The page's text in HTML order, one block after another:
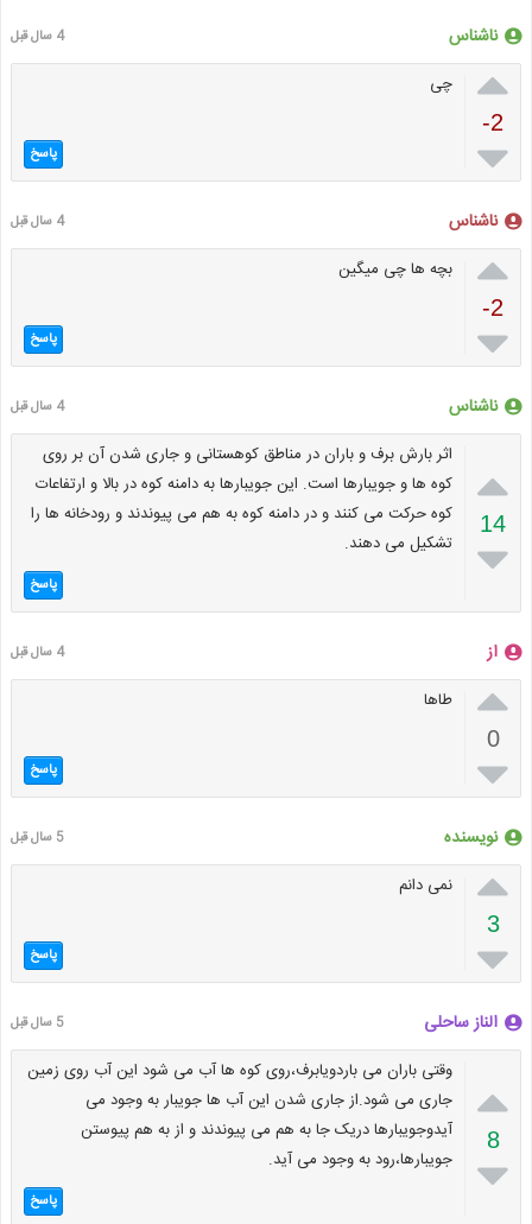
ناشناس 4 سال قبل

-2

چی
پاسخ
ناشناس 4 سال قبل

-2

بچه ها چی میگین
پاسخ
ناشناس 4 سال قبل

14

اثر بارش برف و باران در مناطق کوهستانی و جاری شدن آن بر روی
کوه ها و جویبارها است. این جویبارها به دامنه کوه در بالا و ارتفاعات
کوه حرکت می کنند و در دامنه کوه به هم می پیوندند و رودخانه ها را
تشکیل می دهند.
پاسخ
از 4 سال قبل

0

طاها
پاسخ
نویسنده 5 سال قبل

3

نمی دانم
پاسخ
الناز ساحلی 5 سال قبل

8

وقتی باران می باردویابرف،روی کوه ها آب می شود این آب روی زمین
جاری می شود.از جاری شدن این آب ها جویبار به وجود می
آیدوجویبارها دریک جا به هم می پیوندند و از به هم پیوستن
جویبارها،رود به وجود می آید.
پاسخ